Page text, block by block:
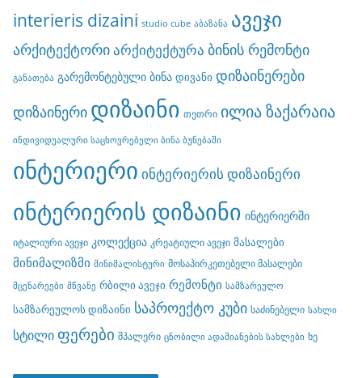
interieris dizaini studio cube აბაზანა ავეჯი
არქიტექტორიარქიტექტურა ბინის რემონტი
განათება გარემონტებული ბინა დივანი დიზაინერები
დიზაინერი დიზაინი თეთრი ილია ზაქარაია
ინდივიდუალური საცხოვრებელი ბინა ბუნებაში
ინტერიერი ინტერიერის დიზაინერი
ინტერიერის დიზაინი ინტერიერში
იტალიური ავეჯი კოლექცია კრეატიული ავეჯი მასალები
მინიმალიზმი მინიმალისტური მოსაპირკეთებელი მასალები
მცენარეები მწვანე რბილი ავეჯი რემონტი სამზარეულო
სამზარეულოს დიზაინი საპროექტო კუბი საძინებელი სახლი
სტილი ფერები შპალერი ცნობილი ადამიანების სახლები ხე